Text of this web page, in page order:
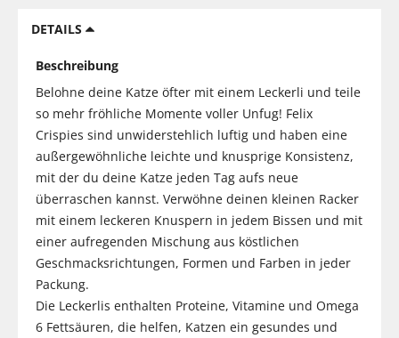
DETAILS
Beschreibung
Belohne deine Katze öfter mit einem Leckerli und teile
so mehr fröhliche Momente voller Unfug! Felix
Crispies sind unwiderstehlich luftig und haben eine
außergewöhnliche leichte und knusprige Konsistenz,
mit der du deine Katze jeden Tag aufs neue
überraschen kannst. Verwöhne deinen kleinen Racker
mit einem leckeren Knuspern in jedem Bissen und mit
einer aufregenden Mischung aus köstlichen
Geschmacksrichtungen, Formen und Farben in jeder
Packung.
Die Leckerlis enthalten Proteine, Vitamine und Omega
6 Fettsäuren, die helfen, Katzen ein gesundes und